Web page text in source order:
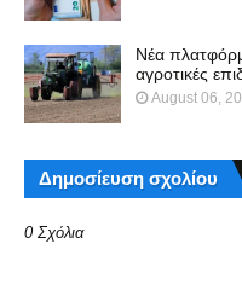
Νέα
αγροτικές
August 06,
Δημοσίευση σχολίου
0 Σχόλια